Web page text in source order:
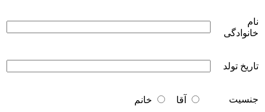
نام
خانوادگی
تاریخ تولد
جنسیت آقا خانم